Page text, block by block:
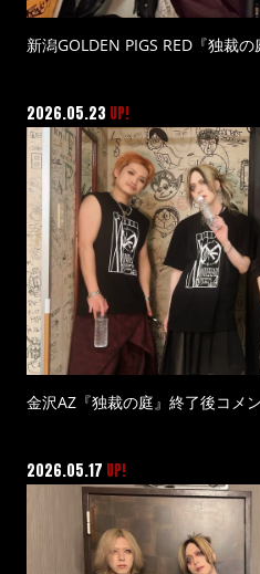
新潟GOLDEN PIGS RED『独裁
2026.05.23 UP!
金沢AZ『独裁の庭』終了後コメ
2026.05.17 UP!